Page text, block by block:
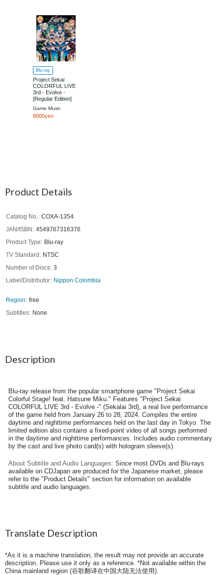
Blu-ray
Project Sekai
COLORFUL LIVE
3rd - Evolve -
[Regular Edition]
Game Music
8000yen
Product Details
Catalog No.
COXA-1354
JAN/ISBN
4549767316376
Product Type
Blu-ray
TV Standard
NTSC
Number of Discs 3
Label/Distributor
Nippon Colombia
Region
free
Subtitles
None
Description
Blu-ray release from the popular smartphone game "Project Sekai
Colorful Stage! feat. Hatsune Miku." Features "Project Sekai
COLORFUL LIVE 3rd - Evolve -" (Sekalai 3rd), a real live performance
of the game held from January 26 to 28, 2024. Compiles the entire
daytime and nighttime performances held on the last day in Tokyo. The
limited edition also contains a fixed-point video of all songs performed
in the daytime and nighttime performances. Includes audio commentary
by the cast and live photo card(s) with hologram sleeve(s).
About Subtitle and Audio Languages: Since most DVDs and Blu-rays
available on CDJapan are produced for the Japanese market, please
refer to the "Product Details" section for information on available
subtitle and audio languages.
Translate Description
*As it is a machine translation, the result may not provide an accurate
description. Please use it only as a reference. *Not available within the
China mainland region (谷歌翻译在中国大陆无法使用).